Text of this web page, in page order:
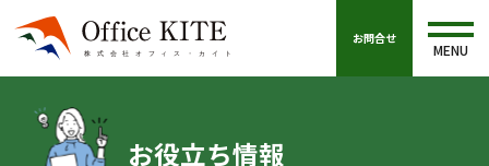
お問合せ
MENU
お役立ち情報